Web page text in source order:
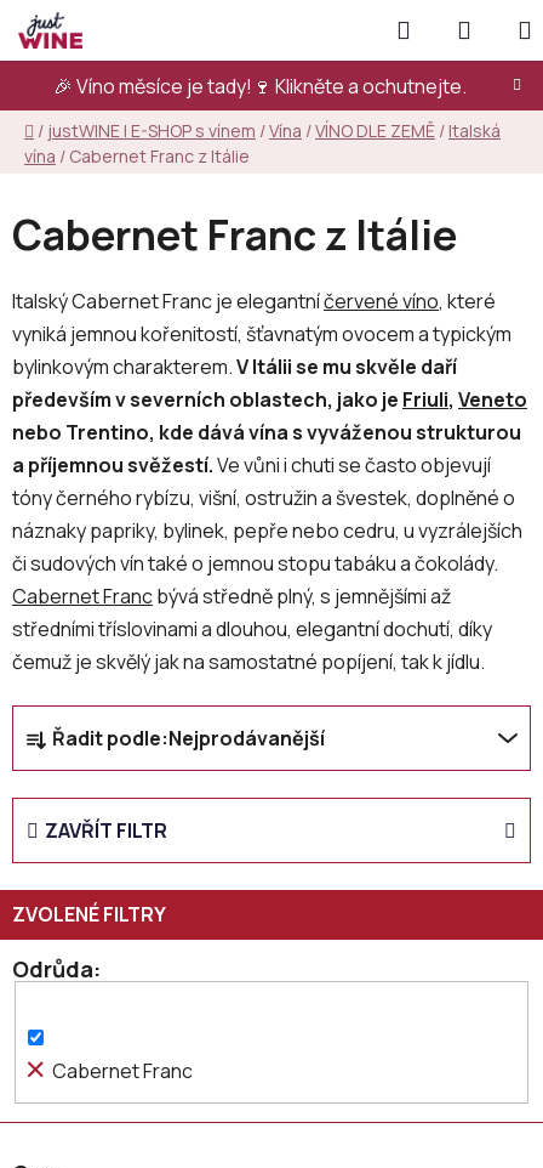
Přejít
na
obsah
🎉 Víno měsíce je tady!🍷 Klikněte a ochutnejte.
Hledat
KOŠÍK
Domů
/ justWINE | E-SHOP s vínem /Vína /VÍNO DLE ZEMĚ / Italská
vína / Cabernet Franc z Itálie
Cabernet Franc z Itálie
Italský Cabernet Franc je elegantníčervené víno, které
vyniká jemnou kořenitostí, šťavnatým ovocem a typickým
bylinkovým charakterem.V Itálii se mu skvěle daří
především v severních oblastech, jako je Friuli, Veneto
nebo Trentino, kde dává vína s vyváženou strukturou
a příjemnou svěžestí.Ve vůni i chuti se často objevují
tóny černého rybízu, višní, ostružin a švestek, doplněné o
náznaky papriky, bylinek, pepře nebo cedru, u vyzrálejších
či sudových vín také o jemnou stopu tabáku a čokolády.
Cabernet Francbývá středně plný, s jemnějšími až
středními tříslovinami a dlouhou, elegantní dochutí, díky
čemuž je skvělý jak na samostatné popíjení, tak k jídlu.
Ř
a
z
n
p
r
o
u
t
ů
Řadit podle:Nejprodávanější
ZAVŘÍT FILTR
Odrůda
Cabernet Franc